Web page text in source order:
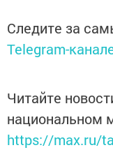
Следите за
Telegram-
Читайте
национальном
https://max.ru/